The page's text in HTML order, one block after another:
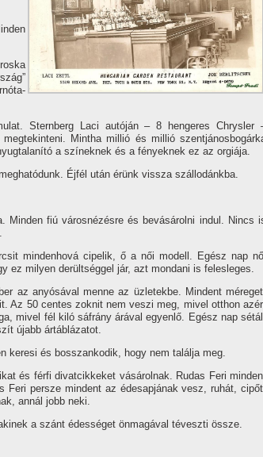
Sternberg Laci autóján – 8 hengeres Chrysler
Mintha millió és millió
a szí­neknek és a fényeknek ez az orgiája.
Éjfél után érünk vissza szállodánkba.
fiú városnézésre és bevásárolni indul. Nincs
mindenhová cipelik, ő a női modell. Egész nap
ez milyen derültséggel jár, azt mondani is felesleges.
az anyósával menne az üzletekbe. Mindent
Az 50 centes zoknit nem veszi meg, mivel otthon
mivel fél kiló sáfrány árával egyenlő. Egész nap
újabb ártáblázatot.
keresi és bosszankodik, hogy nem találja meg.
és férfi divatcikkeket vásárolnak. Rudas Feri
persze mindent az édesapjának vesz, ruhát,
annál jobb neki.
a szánt édességet önmagával téveszti össze.